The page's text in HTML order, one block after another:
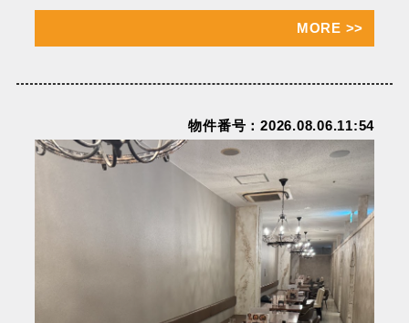
MORE >>
物件番号：2026.08.06.11:54